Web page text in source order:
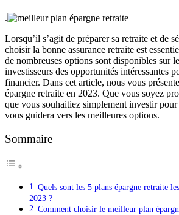
.
Lorsqu’il s’agit de préparer sa retraite et de
choisir la bonne assurance retraite est
de nombreuses options sont disponibles sur
investisseurs des opportunités intéressantes
financier. Dans cet article, nous vous
épargne retraite en 2023. Que vous soyez
que vous souhaitiez simplement investir
vous guidera vers les meilleures options.
Sommaire
Quels sont les 5 plans épargne retraite
2023 ?
Comment choisir le meilleur plan